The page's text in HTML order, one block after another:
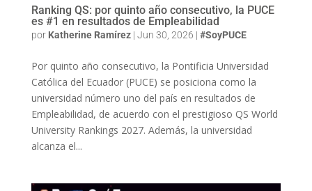
Ranking QS: por quinto año consecutivo, la PUCE
es #1 en resultados de Empleabilidad
por Katherine Ramírez| Jun 30, 2026 | #SoyPUCE
Por quinto año consecutivo, la Pontificia Universidad
Católica del Ecuador (PUCE) se posiciona como la
universidad número uno del país en resultados de
Empleabilidad, de acuerdo con el prestigioso QS World
University Rankings 2027. Además, la universidad
alcanza el...